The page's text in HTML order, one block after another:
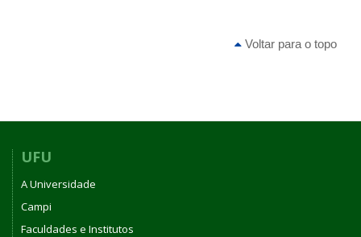
Voltar para o topo
UFU
A Universidade
Campi
Faculdades e Institutos